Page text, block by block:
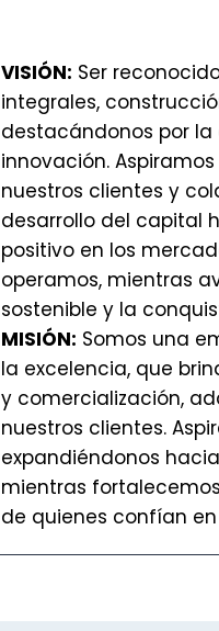
VISIÓN: Ser
integrales,
destacándonos por
innovación.
nuestros clientes y
desarrollo del capital
positivo en los
operamos, mientras
sostenible y la
MISIÓN: Somos una
la excelencia, que
y comercialización,
nuestros clientes.
expandiéndonos
mientras
de quienes confían